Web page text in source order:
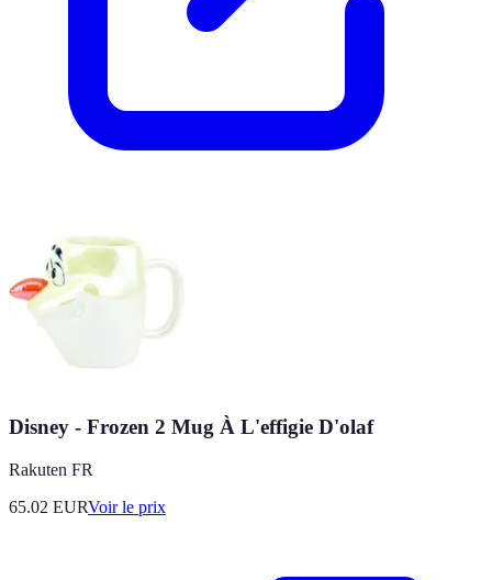
Disney - Frozen 2 Mug À L'effigie D'olaf
Rakuten FR
65.02 EURVoir le prix